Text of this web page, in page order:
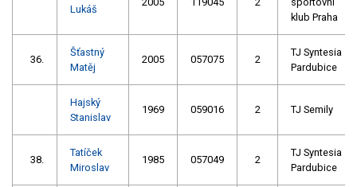
Lukáš
klub Praha
36.
Šťastný
Matěj
2005 057075 2
TJ Syntesia
Pardubice
Hajský
Stanislav
1969 059016 2 TJ Semily
38.
Tatíček
Miroslav
1985 057049 2
TJ Syntesia
Pardubice